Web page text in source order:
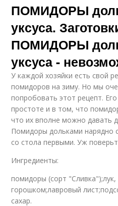
ПОМИДОРЫ
уксуса.
ПОМИДОРЫ
уксуса -
У каждой хозяйки есть свой
помидоров на зиму. Но мы
попробовать этот рецепт.
простоте и в том, что
что их вполне можно давать
Помидоры дольками нарядно
со стола первыми. Уж
Ингредиенты:
помидоры (сорт "Сливка");лук,
горошком;лавровый
сахар.